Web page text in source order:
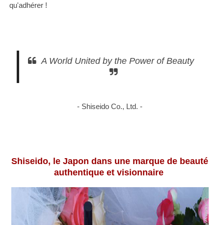
qu'adhérer !
A World United by the Power of Beauty
- Shiseido Co., Ltd. -
Shiseido, le Japon dans une marque de beauté
authentique et visionnaire